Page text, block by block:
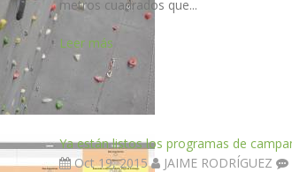
metros cuadrados que...
Leer más
Ya están listos los programas de
Oct 19, 2015 JAIME RODRÍGUEZ